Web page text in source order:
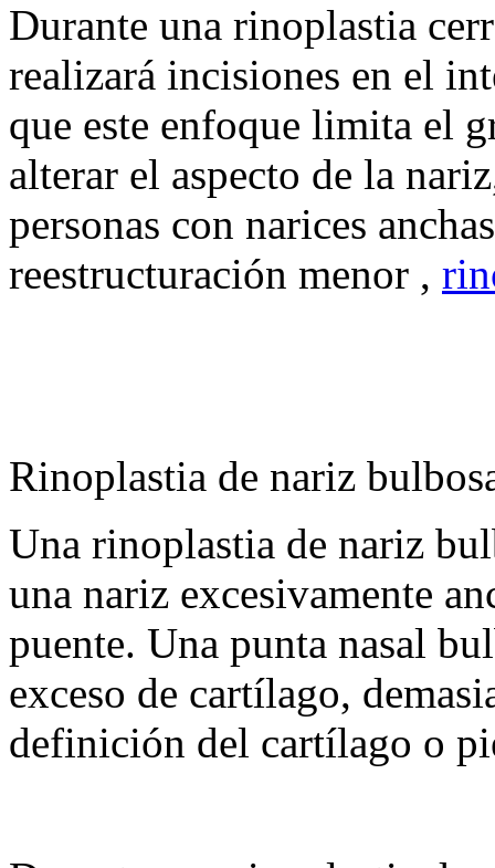
Durante una rinoplastia
realizará incisiones en el
que este enfoque limita el
alterar el aspecto de la
personas con narices
reestructuración menor ,
Rinoplastia de nariz
Una rinoplastia de nariz
una nariz excesivamente
puente. Una punta nasal
exceso de cartílago,
definición del cartílago o